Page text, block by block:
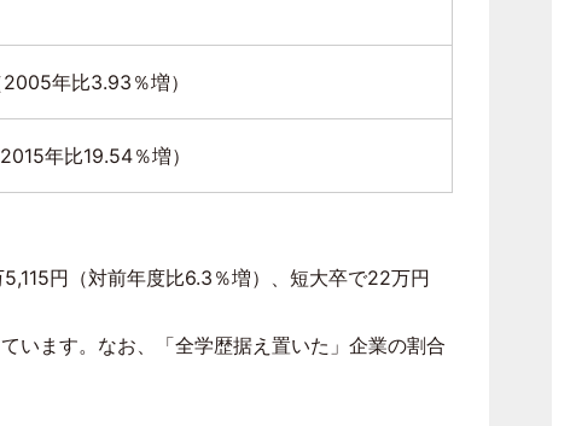
2005年比3.93 ％増）
2015年比19.54％増）
5,115円（対前年度比6.3 ％増）、短⼤卒で22万円
います。なお、「全学歴据え置いた」企業の割合